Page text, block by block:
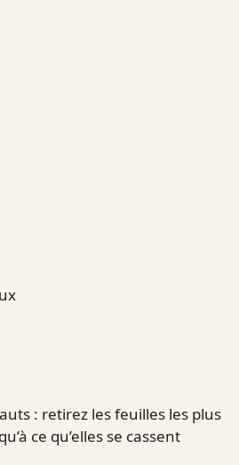
: retirez les feuilles les plus
ce qu’elles se cassent